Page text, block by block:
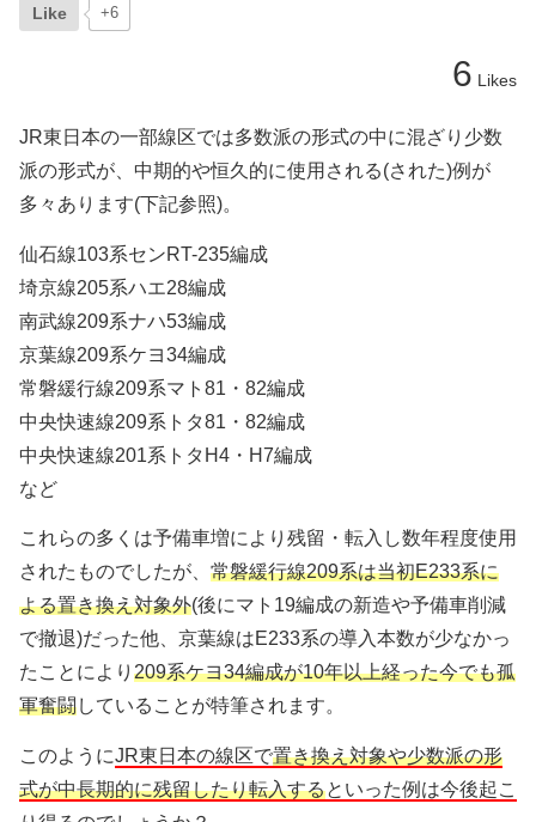
Like +6
6 Likes
JR東日本の一部線区では多数派の形式の中に混ざり少数
派の形式が、中期的や恒久的に使用される(された)例が
多々あります(下記参照)。
仙石線103系センRT-235編成
埼京線205系ハエ28編成
南武線209系ナハ53編成
京葉線209系ケヨ34編成
常磐緩行線209系マト81・82編成
中央快速線209系トタ81・82編成
中央快速線201系トタH4・H7編成
など
これらの多くは予備車増により残留・転入し数年程度使用
されたものでしたが、 常磐緩行線209系は当初E233系に
よる置き換え対象外(後にマト19編成の新造や予備車削減
で撤退)だった他、京葉線はE233系の導入本数が少なかっ
たことにより 209系ケヨ34編成が10年以上経った今でも孤
軍奮闘していることが特筆されます。
このようにJR東日本の線区で置き換え対象や少数派の形
式が中長期的に残留したり転入するといった例は今後起こ